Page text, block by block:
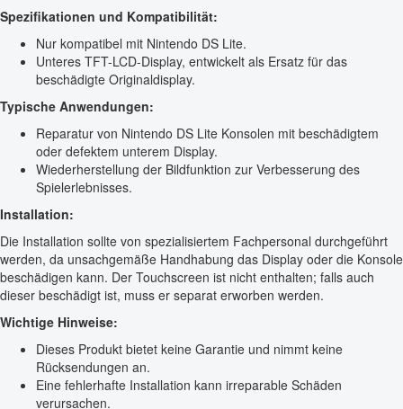
Spezifikationen und Kompatibilität:
Nur kompatibel mit Nintendo DS Lite.
Unteres TFT-LCD-Display, entwickelt als Ersatz für das
beschädigte Originaldisplay.
Typische Anwendungen:
Reparatur von Nintendo DS Lite Konsolen mit beschädigtem
oder defektem unterem Display.
Wiederherstellung der Bildfunktion zur Verbesserung des
Spielerlebnisses.
Installation:
Die Installation sollte von spezialisiertem Fachpersonal durchgeführt
werden, da unsachgemäße Handhabung das Display oder die Konsole
beschädigen kann. Der Touchscreen ist nicht enthalten; falls auch
dieser beschädigt ist, muss er separat erworben werden.
Wichtige Hinweise:
Dieses Produkt bietet keine Garantie und nimmt keine
Rücksendungen an.
Eine fehlerhafte Installation kann irreparable Schäden
verursachen.